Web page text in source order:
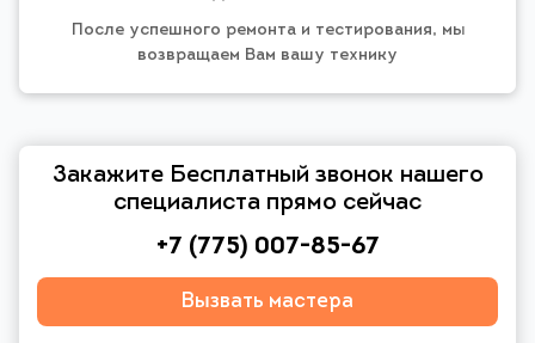
После успешного ремонта и тестирования, мы
возвращаем Вам вашу технику
Закажите Бесплатный звонок нашего
специалиста прямо сейчас
+7 (775) 007-85-67
Вызвать мастера